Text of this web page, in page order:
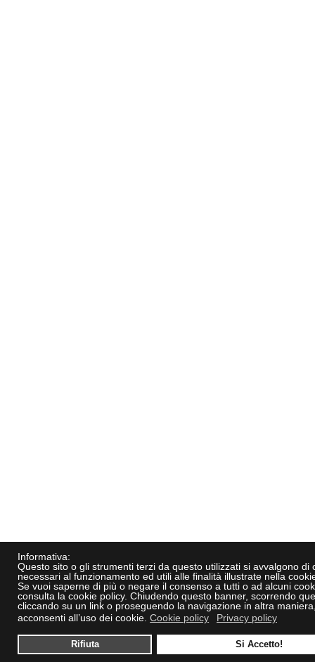
Informativa:
Questo sito o gli strumenti terzi da questo utilizzati si avvalgono di
necessari al funzionamento ed utili alle finalità illustrate nella
Se vuoi saperne di più o negare il consenso a tutti o ad alcuni
consulta la cookie policy. Chiudendo questo banner, scorrendo
cliccando su un link o proseguendo la navigazione in altra
acconsenti all’uso dei cookie. Cookie policy Privacy policy
Rifiuta Si Accetto!